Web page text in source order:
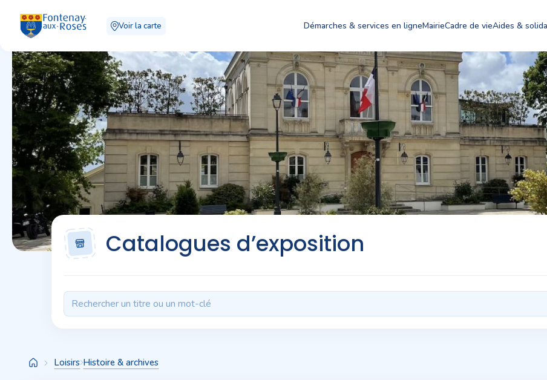
Voir la carte Démarches & services en ligneMairieCadre de vieAides &
Catalogues d’exposition
Loisirs Histoire & archives